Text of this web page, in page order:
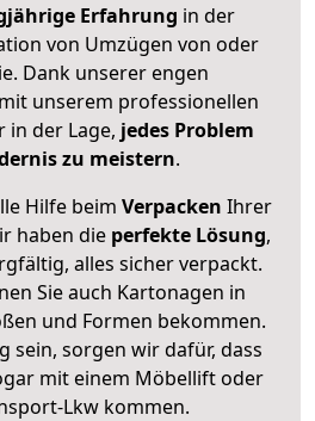
Erfahrung in der
von Umzügen von oder
Dank unserer engen
unserem professionellen
in der Lage, jedes Problem
zu meistern.
Hilfe beim Verpacken Ihrer
haben die perfekte Lösung,
alles sicher verpackt.
Sie auch Kartonagen in
und Formen bekommen.
sein, sorgen wir dafür, dass
mit einem Möbellift oder
Lkw kommen.